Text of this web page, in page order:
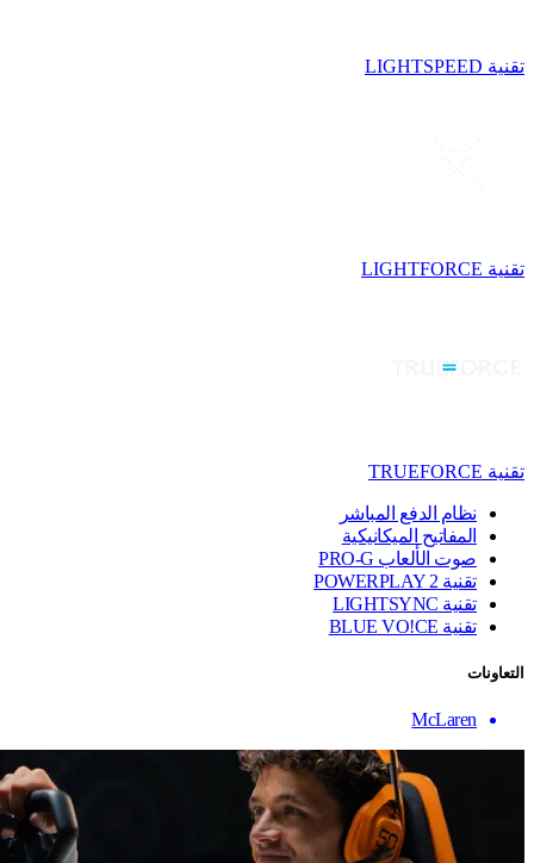
تقنية LIGHTSPEED
تقنية LIGHTFORCE
تقنية TRUEFORCE
نظام الدفع المباشر
المفاتيح الميكانيكية
صوت الألعاب PRO-G
تقنية ‏POWERPLAY 2
تقنية LIGHTSYNC
تقنية BLUE VO!CE
التعاونات
McLaren